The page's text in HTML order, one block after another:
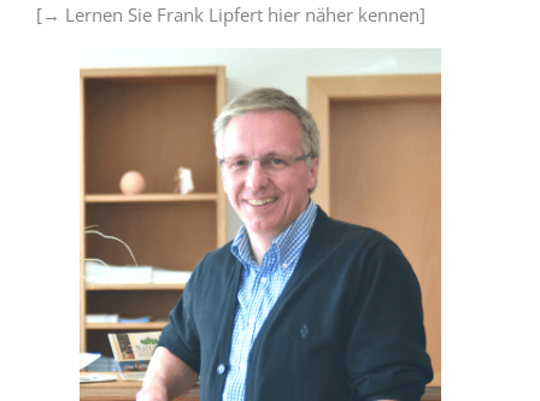
[→ Lernen Sie Frank Lipfert hier näher kennen]